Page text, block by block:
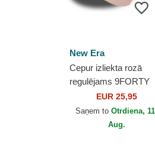
New Era
Cepur izliekta rozā
regulējams 9FORTY
League Essential no
New York Yankees
MLB no New Era
EUR 25,95
Saņem toOtrdiena,
Aug.